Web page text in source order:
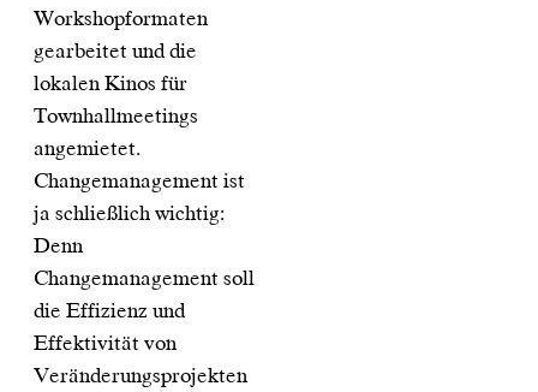
Workshopformaten
gearbeitet und die
lokalen Kinos für
Townhallmeetings
angemietet.
Changemanagement ist
ja schließlich wichtig:
Denn
Changemanagement soll
die Effizienz und
Effektivität von
Veränderungsprojekten